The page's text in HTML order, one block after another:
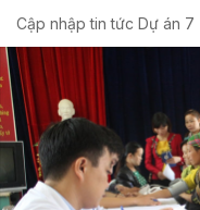
Cập nhập tin tức Dự án 7